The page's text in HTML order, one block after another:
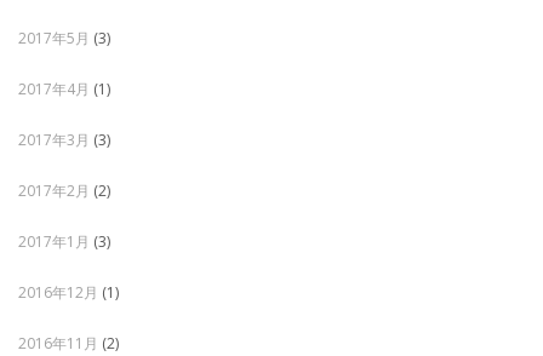
2017年5月 (3)
2017年4月 (1)
2017年3月 (3)
2017年2月 (2)
2017年1月 (3)
2016年12月 (1)
2016年11月 (2)